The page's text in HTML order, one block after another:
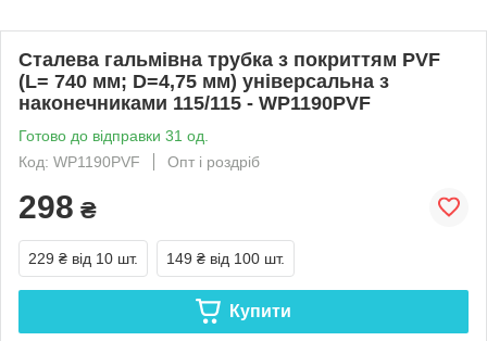
Сталева гальмівна трубка з покриттям PVF
(L= 740 мм; D=4,75 мм) універсальна з
наконечниками 115/115 - WP1190PVF
Готово до відправки 31 од.
Код: WP1190PVF
Опт і роздріб
298 ₴
229 ₴ від 10 шт. 149 ₴ від 100 шт.
Купити